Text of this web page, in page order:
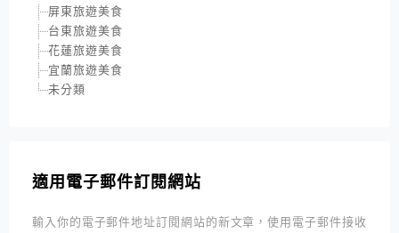
屏東旅遊美食
台東旅遊美食
花蓮旅遊美食
宜蘭旅遊美食
未分類
適用電子郵件訂閱網站
輸入你的電子郵件地址訂閱網站的新文章，使用電子郵件接收